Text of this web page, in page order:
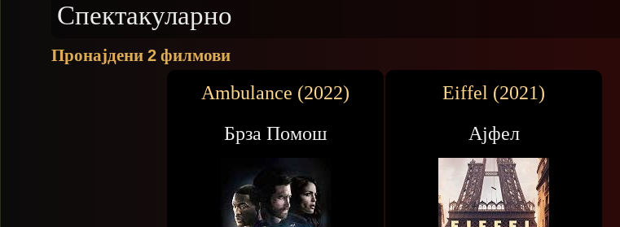
Спектакуларно
Пронајдени 2 филмови
Ambulance (2022)
Брза Помош
Eiffel (2021)
Ајфел